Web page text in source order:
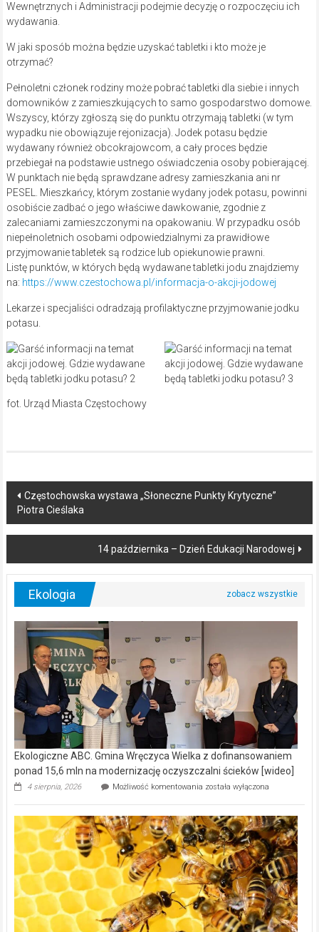
Wewnętrznych i Administracji podejmie decyzję o rozpoczęciu ich
wydawania.
W jaki sposób można będzie uzyskać tabletki i kto może je
otrzymać?
Pełnoletni członek rodziny może pobrać tabletki dla siebie i innych
domowników z zamieszkujących to samo gospodarstwo domowe.
Wszyscy, którzy zgłoszą się do punktu otrzymają tabletki (w tym
wypadku nie obowiązuje rejonizacja). Jodek potasu będzie
wydawany również obcokrajowcom, a cały proces będzie
przebiegał na podstawie ustnego oświadczenia osoby pobierającej.
W punktach nie będą sprawdzane adresy zamieszkania ani nr
PESEL. Mieszkańcy, którym zostanie wydany jodek potasu, powinni
osobiście zadbać o jego właściwe dawkowanie, zgodnie z
zalecaniami zamieszczonymi na opakowaniu. W przypadku osób
niepełnoletnich osobami odpowiedzialnymi za prawidłowe
przyjmowanie tabletek są rodzice lub opiekunowie prawni.
Listę punktów, w których będą wydawane tabletki jodu znajdziemy
na: https://www.czestochowa.pl/informacja-o-akcji-jodowej
Lekarze i specjaliści odradzają profilaktyczne przyjmowanie jodku
potasu.
fot. Urząd Miasta Częstochowy
Post
navigation
Częstochowska wystawa „Słoneczne Punkty Krytyczne”
Piotra Cieślaka
14 października – Dzień Edukacji Narodowej
Ekologia
Ekologiczne ABC. Gmina Wręczyca Wielka z dofinansowaniem
ponad 15,6 mln na modernizację oczyszczalni ścieków [wideo]
4 sierpnia, 2026 Możliwość komentowania Ekologiczne
Wręczyca
Wielka
z
dofinansowaniem
ponad
15,6
mln
na
modernizację
oczyszczalni
została wyłączona